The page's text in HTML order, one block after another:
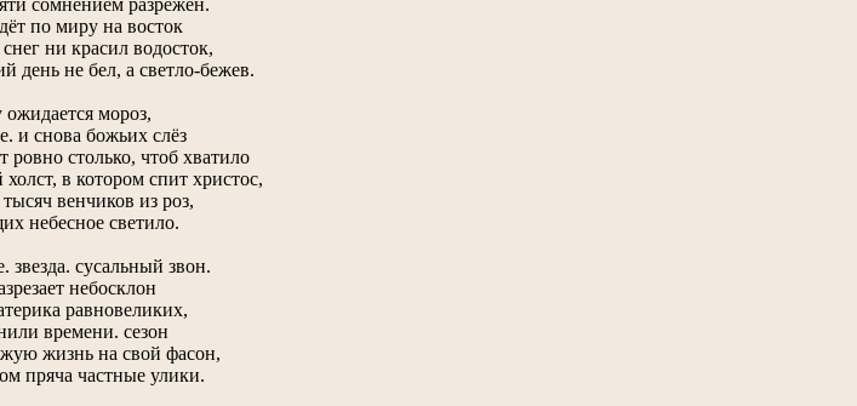
по миру на восток
ни красил водосток,
день нe бел, а светло-бежев.
ожидается мороз,
и снова божьих слёз
ровно столько, чтоб хватило
в котором спит христос,
венчиков из роз,
небесное светило.
звезда. сусальный звон.
небосклон
равновеликих,
времени. сезон
жизнь на свой фасон,
пряча частные улики.